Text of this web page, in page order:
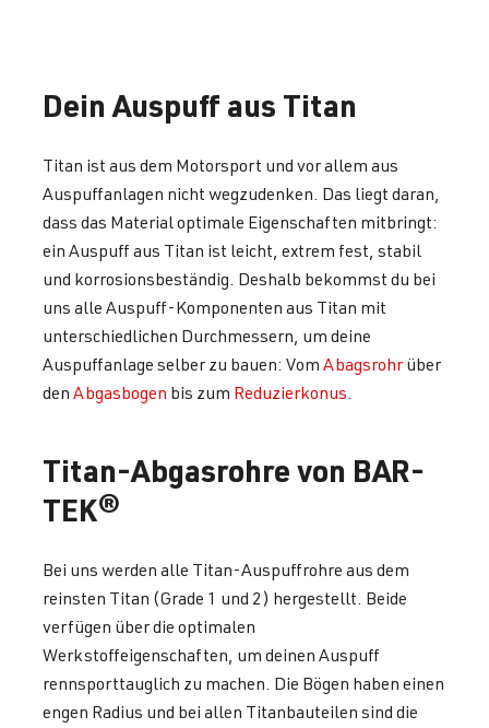
Dein Auspuff aus Titan
Titan ist aus dem Motorsport und vor allem aus
Auspuffanlagen nicht wegzudenken. Das liegt daran,
dass das Material optimale Eigenschaften mitbringt:
ein Auspuff aus Titan ist leicht, extrem fest, stabil
und korrosionsbeständig. Deshalb bekommst du bei
uns alle Auspuff-Komponenten aus Titan mit
unterschiedlichen Durchmessern, um deine
Auspuffanlage selber zu bauen: Vom Abagsrohrüber
den Abgasbogen bis zum Reduzierkonus.
Titan-Abgasrohre von BAR-
TEK®
Bei uns werden alle Titan-Auspuffrohre aus dem
reinsten Titan (Grade 1 und 2) hergestellt. Beide
verfügen über die optimalen
Werkstoffeigenschaften, um deinen Auspuff
rennsporttauglich zu machen. Die Bögen haben einen
engen Radius und bei allen Titanbauteilen sind die